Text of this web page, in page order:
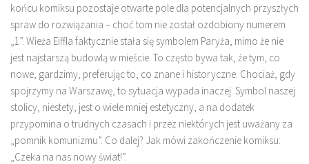
końcu komiksu pozostaje otwarte pole dla potencjalnych przyszłych
spraw do rozwiązania – choć tom nie został ozdobiony numerem
„1”. Wieża Eiffla faktycznie stała się symbolem Paryża, mimo że nie
jest najstarszą budowlą w mieście. To często bywa tak, że tym, co
nowe, gardzimy, preferując to, co znane i historyczne. Chociaż, gdy
spojrzymy na Warszawę, to sytuacja wypada inaczej. Symbol naszej
stolicy, niestety, jest o wiele mniej estetyczny, a na dodatek
przypomina o trudnych czasach i przez niektórych jest uważany za
„pomnik komunizmu”. Co dalej? Jak mówi zakończenie komiksu:
„Czeka na nas nowy świat!”.